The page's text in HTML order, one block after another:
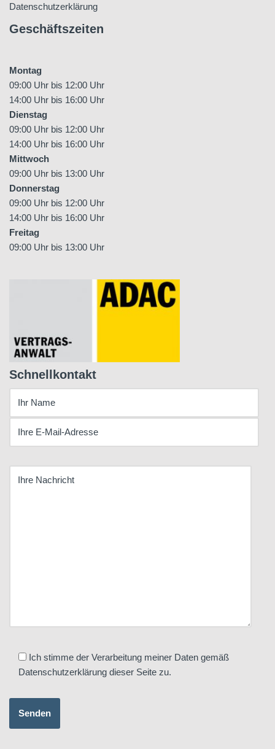
Datenschutzerklärung
Geschäftszeiten
Montag
09:00 Uhr bis 12:00 Uhr
14:00 Uhr bis 16:00 Uhr
Dienstag
09:00 Uhr bis 12:00 Uhr
14:00 Uhr bis 16:00 Uhr
Mittwoch
09:00 Uhr bis 13:00 Uhr
Donnerstag
09:00 Uhr bis 12:00 Uhr
14:00 Uhr bis 16:00 Uhr
Freitag
09:00 Uhr bis 13:00 Uhr
Schnellkontakt
Ich stimme der Verarbeitung meiner Daten gemäß
Datenschutzerklärung dieser Seite zu.